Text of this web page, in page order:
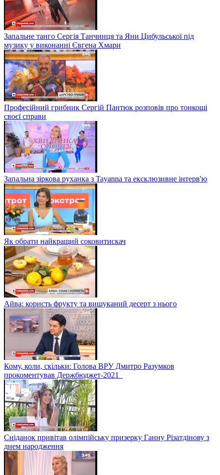
Запальне танго Сергія Танчинця та Яни Цибульської під
музику у виконанні Євгена Хмари
Професійний грибник Сергій Пантюк розповів про тонкощі
своєї справи
Запальна зіркова руханка з Tayanna та ексклюзивне інтерв'ю
Як обрати найкращий соковитискач
Айва: користь фрукту та вишуканий десерт з нього
Кому, коли, скільки: Голова ВРУ Дмитро Разумков
прокоментував Держбюджет-2021
Сніданок привітав олімпійську призерку Ганну Різатдінову з
днем народження